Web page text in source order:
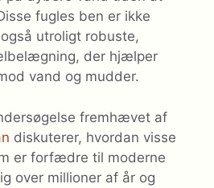
fugles ben er ikke
utroligt robuste,
der hjælper
vand og mudder.
fremhævet af
diskuterer, hvordan visse
er forfædre til moderne
over millioner af år og